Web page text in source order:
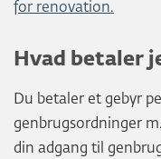
for renovation.
Hvad betaler
Du betaler et gebyr
genbrugsordninger
din adgang til